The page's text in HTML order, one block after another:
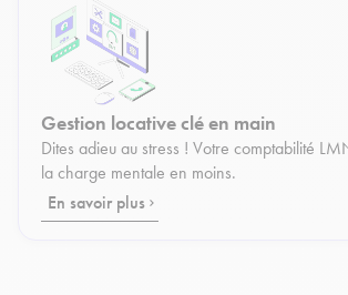
Gestion locative clé en main
Dites adieu au stress ! Votre comptabilité
la charge mentale en moins.
En savoir plus